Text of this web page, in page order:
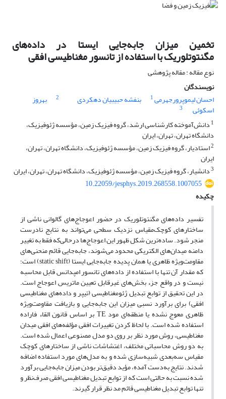
تخمین میزان جابه‌جایی ایستا در داده‌های
مگنتوتلوریک با استفاده از تانسور مغناطیسی افقی
نوع مقاله : مقاله پژوهشی
نویسندگان
احسان لیموپرورجهرمی1 بنفشه حبیبیان دهکردی 2 بهروز
اسکوئی
3
1 دانش‌آموخته کارشناسی ارشد، گروه فیزیک زمین، مؤسسه ژئوفیزیک،
دانشگاه تهران، تهران، ایران
2استادیار، گروه فیزیک زمین، مؤسسه ژئوفیزیک، دانشگاه تهران، تهران،
ایران
3دانشیار، گروه فیزیک زمین، مؤسسه ژئوفیزیک، دانشگاه تهران، تهران، ایران
10.22059/jesphys.2019.268558.1007055
چکیده
تفسیر داده‌های مگنتوتلوریک در حضور اعوجاج‌های گالوانی ناشی از
ساختارهای کوچک‌مقیاس نزدیک سطحی می‌تواند به نتایج نادرست
منجر شود. ساده‌ترین شکل ظهور این اعوجاج‌ها درحالی‌که فقط به تغییر
دامنه میدان‌های الکتریکی محدود می‌شوند، جابه‌جایی قائم منحنی‌های
مقاومت‌ویژه ظاهری یا همان پدیده جابه‌جایی ایستا (static shift) است؛
که مقدار آن تنها با استفاده از داده‌های تانسور امپدانس قابل محاسبه
نیست و در واقع جزء بخش‌های غیرقابل تعیین ماتریس اعوجاج است.
در این تحقیق از توابع تبدیل ژئومغناطیسی (تیپر و داده‌های مغناطیسی
افقی) برای برآورد نسبی میزان این جابه‌جایی و بازیافت مقاومت‌ویژه
ظاهری معوج نشده یا منطقه‌ای مود TE بر اساس قانون القاء فاراده
استفاده شده است. با لحاظ کردن تغییرات افقی مؤلفه‌های افقی میدان
مغناطیسی، روش مورد نظر بر روی دو مدل مصنوعی اعمال شده است.
به دو روش محاسباتی مختلف، اغتشاشات ناشی از ساختارهای کوچک
مقیاس سه‌بعدی شبیه‌سازی شده و به مدل‌های مورد استفاده اضافه
شدند. نتایج به‌دست آمده، مؤید دقیق‌تر بودن میزان جابه‌جایی برآورد
شده نسبت به حالتی است که از توابع تبدیل مغناطیسی افقی صرف‌نظر و
تنها توابع تبدیل مغناطیسی قائم مد نظر قرار گیرند.